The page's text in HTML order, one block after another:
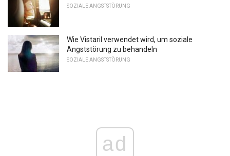
SOZIALE ANGSTSTÖRUNG
Wie Vistaril verwendet wird, um soziale
Angststörung zu behandeln
SOZIALE ANGSTSTÖRUNG
ad